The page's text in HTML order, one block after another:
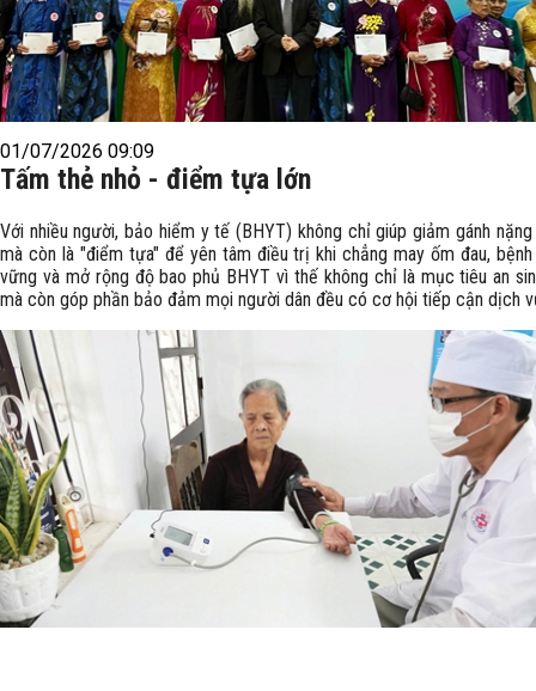
01/07/2026 09:09
Tấm thẻ nhỏ - điểm tựa lớn
Với nhiều người, bảo hiểm y tế (BHYT) không chỉ giúp giảm gánh
mà còn là "điểm tựa" để yên tâm điều trị khi chẳng may ốm đau,
vững và mở rộng độ bao phủ BHYT vì thế không chỉ là mục tiêu an
mà còn góp phần bảo đảm mọi người dân đều có cơ hội tiếp cận dịch